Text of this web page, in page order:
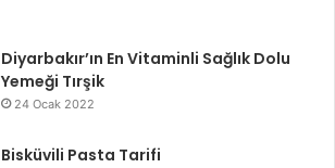
Diyarbakır’ın En Vitaminli Sağlık Dolu
Yemeği Tırşik
24 Ocak 2022
Bisküvili Pasta Tarifi